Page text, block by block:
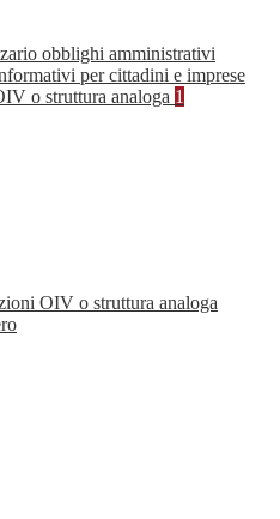
obblighi amministrativi
per cittadini e imprese
o struttura analoga 1
OIV o struttura analoga